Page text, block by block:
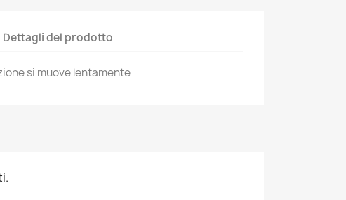
Dettagli del prodotto
si muove lentamente